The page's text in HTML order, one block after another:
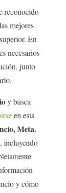
reconocido
mejores
En
necesarios
junto
y busca
en esta
Meta.
, incluyendo
y cómo